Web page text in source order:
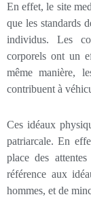
En effet, le site
que les standards
individus. Les
corporels ont un
même manière,
contribuent à
Ces idéaux
patriarcale. En
place des
référence aux
hommes, et de